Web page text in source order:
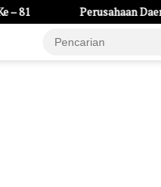
Perusahaan Daerah Air Minum